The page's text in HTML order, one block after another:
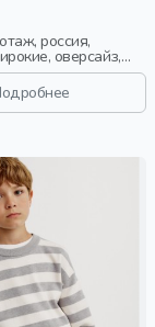
оверсайз,
длинные,
застежка,
воротник,